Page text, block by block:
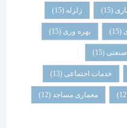
زلزله
بهره وری(15)
اجتماعی (13)
معماری مساجد(12)